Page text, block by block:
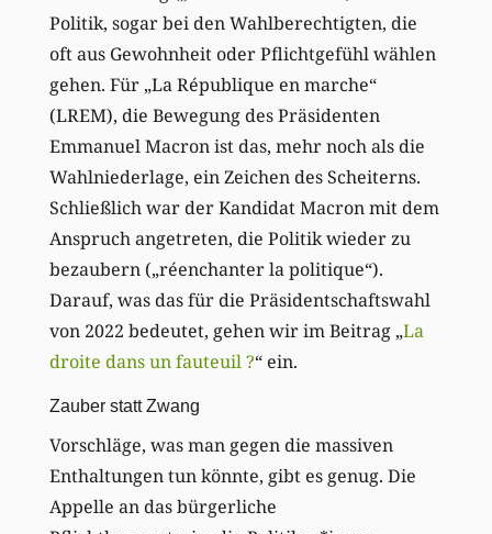
Politik, sogar bei den Wahlberechtigten, die
oft aus Gewohnheit oder Pflichtgefühl wählen
gehen. Für „La République en marche“
(LREM), die Bewegung des Präsidenten
Emmanuel Macron ist das, mehr noch als die
Wahlniederlage, ein Zeichen des Scheiterns.
Schließlich war der Kandidat Macron mit dem
Anspruch angetreten, die Politik wieder zu
bezaubern („réenchanter la politique“).
Darauf, was das für die Präsidentschaftswahl
von 2022 bedeutet, gehen wir im Beitrag „La
droite dans un fauteuil ?“ ein.
Zauber statt Zwang
Vorschläge, was man gegen die massiven
Enthaltungen tun könnte, gibt es genug. Die
Appelle an das bürgerliche